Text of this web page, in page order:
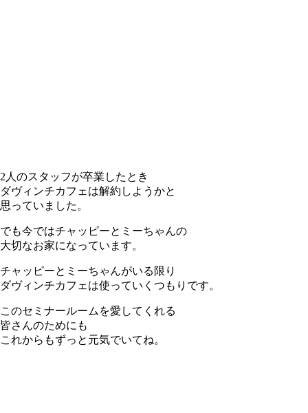
2人のスタッフが卒業したとき
ダヴィンチカフェは解約しようかと
思っていました。
でも今ではチャッピーとミーちゃんの
大切なお家になっています。
チャッピーとミーちゃんがいる限り
ダヴィンチカフェは使っていくつもりです。
このセミナールームを愛してくれる
皆さんのためにも
これからもずっと元気でいてね。